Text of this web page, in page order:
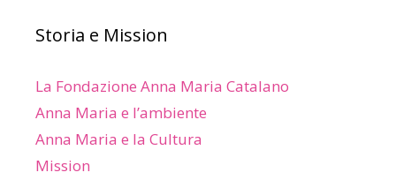
Storia e Mission
La Fondazione Anna Maria Catalano
Anna Maria e l’ambiente
Anna Maria e la Cultura
Mission